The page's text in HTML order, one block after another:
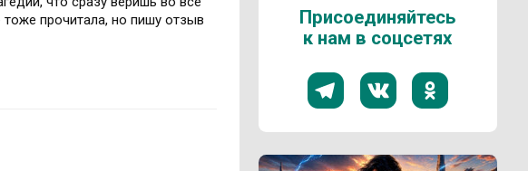
прочитала, но пишу отзыв
Присоединяйтесь
к нам в соцсетях